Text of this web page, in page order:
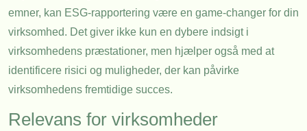
emner, kan ESG-rapportering være en game-changer for din
virksomhed. Det giver ikke kun en dybere indsigt i
virksomhedens præstationer, men hjælper også med at
identificere risici og muligheder, der kan påvirke
virksomhedens fremtidige succes.
Relevans for virksomheder